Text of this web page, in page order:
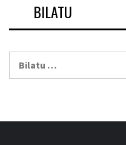
BILATU